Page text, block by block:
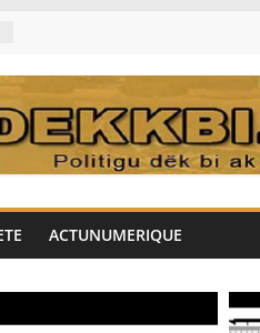
ACTUNUMERIQUE